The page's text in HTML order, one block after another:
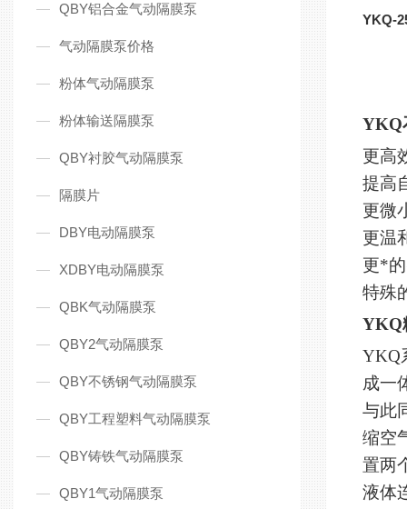
QBY铝合金气动隔膜泵
气动隔膜泵价格
粉体气动隔膜泵
粉体输送隔膜泵
QBY衬胶气动隔膜泵
隔膜片
DBY电动隔膜泵
XDBY电动隔膜泵
QBK气动隔膜泵
QBY2气动隔膜泵
QBY不锈钢气动隔膜泵
QBY工程塑料气动隔膜泵
QBY铸铁气动隔膜泵
QBY1气动隔膜泵
YKQ-
YKQ
更高
提高
更微
更温
更*
特殊
YKQ
YKQ
成一
与此
缩空
置两
液体